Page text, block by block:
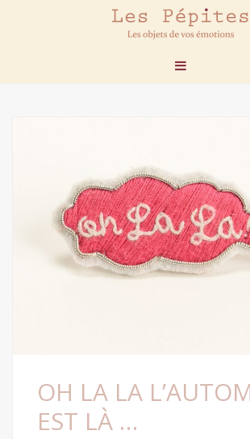
OH LA LA
EST LÀ …